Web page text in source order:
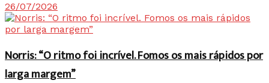
26/07/2026
Norris: “O ritmo foi incrível. Fomos os mais rápidos por
larga margem”